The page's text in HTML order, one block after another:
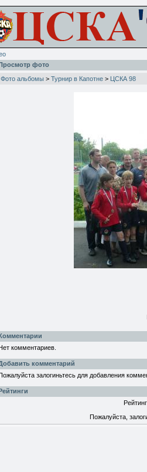
фото
Фото альбомы > Турнир в Капотне > ЦСКА 98
комментариев.
комментарий
залогиньтесь для добавления
Пожалуйста,